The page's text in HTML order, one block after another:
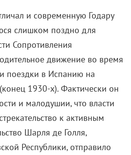
и современную Годару
слишком поздно для
Сопротивления
движение во время
поездки в Испанию на
1930-х). Фактически он
и малодушии, что власти
к активным
Шарля де Голля,
Республики, отправило